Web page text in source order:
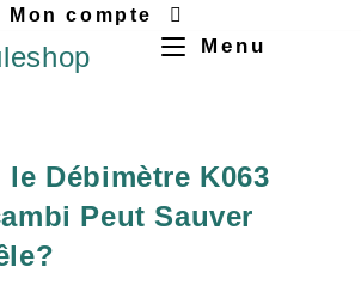
Mon compte
Menu
Débimètre K063
Peut Sauver